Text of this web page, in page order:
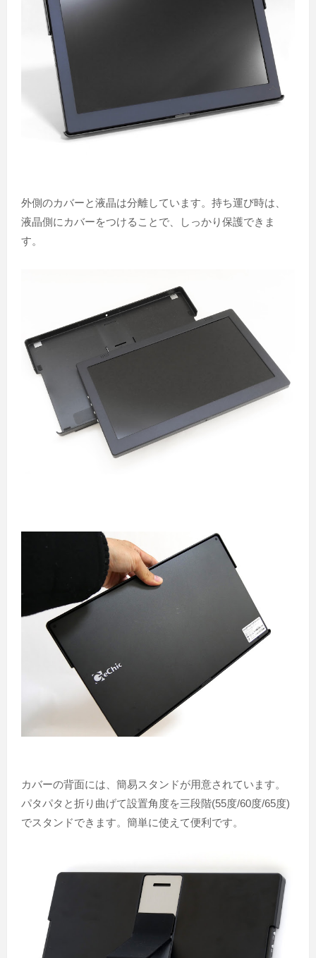
外側のカバーと液晶は分離しています。持ち運び時は、
液晶側にカバーをつけることで、しっかり保護できま
す。
カバーの背面には、簡易スタンドが用意されています。
パタパタと折り曲げて設置角度を三段階(55度/60度/65度)
でスタンドできます。簡単に使えて便利です。